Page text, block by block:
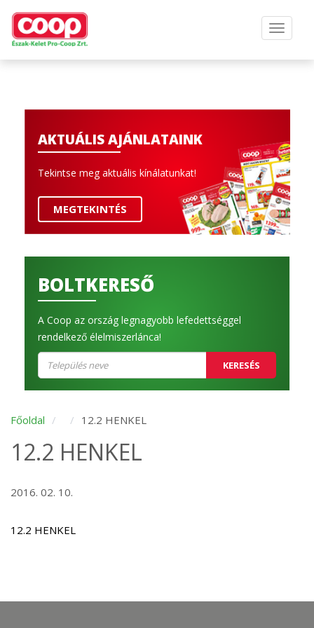
AKTUÁLIS AJÁNLATAINK
Tekintse meg aktuális kínálatunkat!
MEGTEKINTÉS
BOLTKERESŐ
A Coop az ország legnagyobb lefedettséggel
rendelkező élelmiszerlánca!
KERESÉS
Főoldal 12.2 HENKEL
12.2 HENKEL
2016. 02. 10.
12.2 HENKEL